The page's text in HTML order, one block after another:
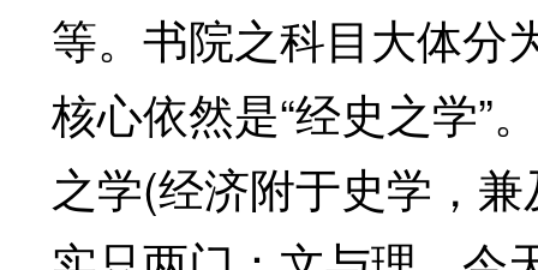
等。书院之科目大体分
核心依然是“经史之学”
之学(经济附于史学，